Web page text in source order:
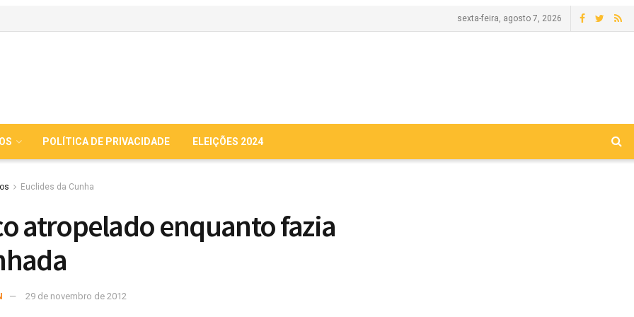
sexta-feira, agosto 7, 2026
POLÍTICA DE PRIVACIDADE ELEIÇÕES 2024
Euclides da Cunha
atropelado enquanto fazia
29 de novembro de 2012